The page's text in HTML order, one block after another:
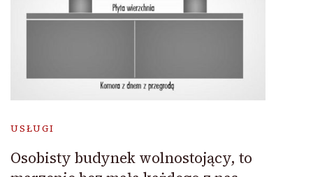
USŁUGI
Osobisty budynek wolnostojący, to